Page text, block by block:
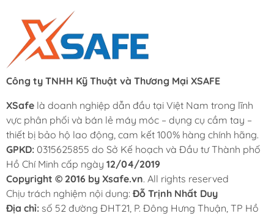
Công ty TNHH Kỹ Thuật và Thương Mại XSAFE
XSafe là doanh nghiệp dẫn đầu tại Việt Nam trong lĩnh
vực phân phối và bán lẻ máy móc – dụng cụ cầm tay –
thiết bị bảo hộ lao động, cam kết 100% hàng chính hãng.
GPKD: 0315625855 do Sở Kế hoạch và Đầu tư Thành phố
Hồ Chí Minh cấp ngày 12/04/2019
Copyright © 2016 by Xsafe.vn. All rights reserved
Chịu trách nghiệm nội dung: Đỗ Trịnh Nhất Duy
Địa chỉ: số 52 đường ĐHT21, P. Đông Hưng Thuận, TP Hồ